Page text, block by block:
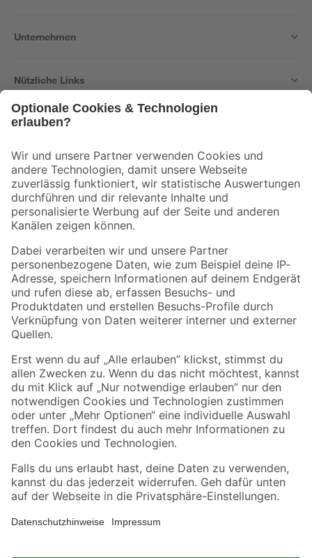
Unternehmen
Nützliche Links
Der toom Newsletter: Keine Angebote und Aktionen mehr verpassen!
Zur Newsletter Anmeldung
Folge uns
Zahlungsarten Versandarten
Sicher einkaufen
Jetzt die toom-App herunterladen
Alle Preisangaben in EUR inkl. gesetzl. MwSt.. Die dargestellten Angebote sind unter
Umständen nicht in allen Märkten verfügbar. Die angegebenen Verfügbarkeiten beziehen
Produkte nur solange der Vorrat reicht.
*Paketversand ab 59 € versandkostenfrei, gilt nicht für Artikel mit Speditionsversand, hier